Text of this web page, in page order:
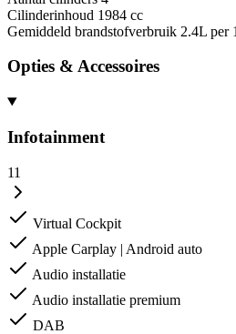
Cilinderinhoud 1984 cc
Gemiddeld brandstofverbruik 2.4L per
Opties & Accessoires
Infotainment
11
Virtual Cockpit
Apple Carplay | Android auto
Audio installatie
Audio installatie premium
DAB